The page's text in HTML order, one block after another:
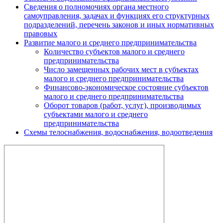
Сведения о полномочиях органа местного
самоуправления, задачах и функциях его структурных
подразделений, перечень законов и иных нормативных
правовых
Развитие малого и среднего предпринимательства
Количество субъектов малого и среднего
предпринимательства
Число замещенных рабочих мест в субъектах
малого и среднего предпринимательства
Финансово-экономическое состояние субъектов
малого и среднего предпринимательства
Оборот товаров (работ, услуг), производимых
субъектами малого и среднего
предпринимательства
Схемы телоснабжения, водоснабжения, водоотведения